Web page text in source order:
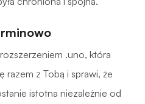
.uno, która
razem z Tobą i sprawi, że
istotna niezależnie od